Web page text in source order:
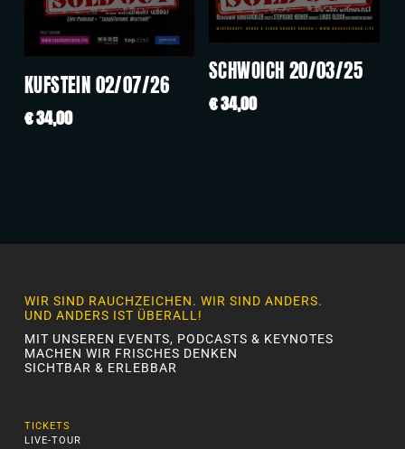
KUFSTEIN 02/07/26
€34,00
SCHWOICH 20/03/25
€34,00
WIR SIND RAUCHZEICHEN. WIR SIND ANDERS.
UND ANDERS IST ÜBERALL!
MIT UNSEREN EVENTS, PODCASTS & KEYNOTES
MACHEN WIR FRISCHES DENKEN
SICHTBAR & ERLEBBAR
TICKETS
LIVE-TOUR